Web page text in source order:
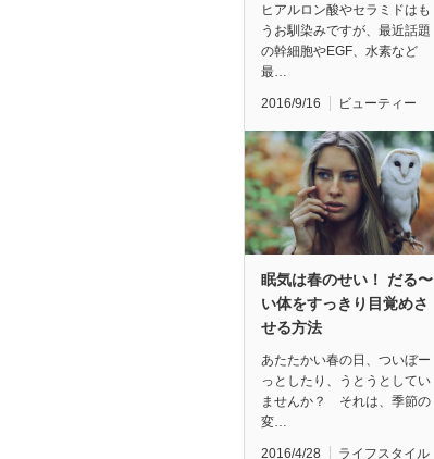
ヒアルロン酸やセラミドはも
うお馴染みですが、最近話題
の幹細胞やEGF、水素など
最…
2016/9/16 ビューティー
眠気は春のせい！ だる〜
い体をすっきり目覚めさ
せる方法
あたたかい春の日、ついぼー
っとしたり、うとうとしてい
ませんか？ それは、季節の
変…
2016/4/28 ライフスタイル